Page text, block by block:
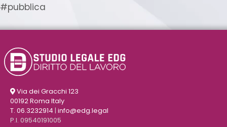
#pubblica
Via dei Gracchi 123
00192 Roma Italy
T. 06.3232914 | info@edg.legal
P.I. 09540191005